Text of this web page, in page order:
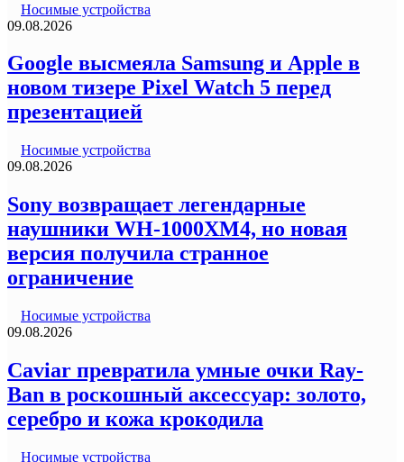
Носимые устройства
09.08.2026
Google высмеяла Samsung и Apple в
новом тизере Pixel Watch 5 перед
презентацией
Носимые устройства
09.08.2026
Sony возвращает легендарные
наушники WH-1000XM4, но новая
версия получила странное
ограничение
Носимые устройства
09.08.2026
Caviar превратила умные очки Ray-
Ban в роскошный аксессуар: золото,
серебро и кожа крокодила
Носимые устройства